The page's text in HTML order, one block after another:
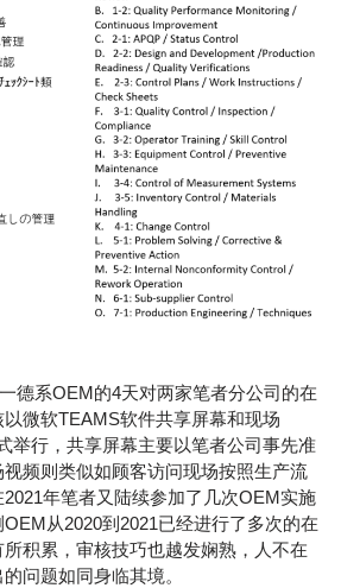
德系OEM的4天对两家笔者分公司的在
微软TEAMS软件共享屏幕和现场
举行，共享屏幕主要以笔者公司事先准
频则类似如顾客访问现场按照生产流
年笔者又陆续参加了几次OEM实施
从2020到2021已经进行了多次的在
积累，审核技巧也越发娴熟，人不在
问题如同身临其境。